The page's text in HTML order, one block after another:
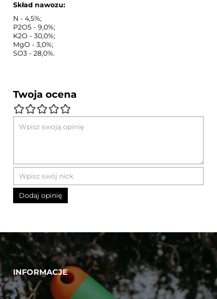
Skład nawozu:
N - 4,5%;
P2O5 - 9,0%;
K2O - 30,0%;
MgO - 3,0%;
SO3 - 28,0%.
Twoja ocena
INFORMACJE